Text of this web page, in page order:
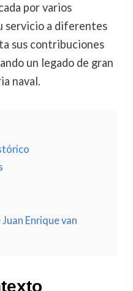
por varios
servicio a diferentes
sus contribuciones
un legado de gran
naval.
Enrique van